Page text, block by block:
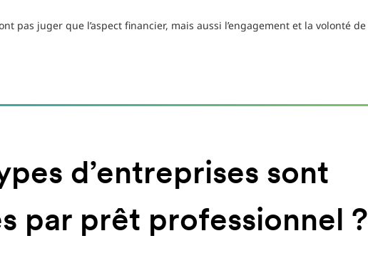
pas juger que l’aspect financier, mais aussi l’engagement et la volonté de
d’entreprises sont
par prêt professionnel ?